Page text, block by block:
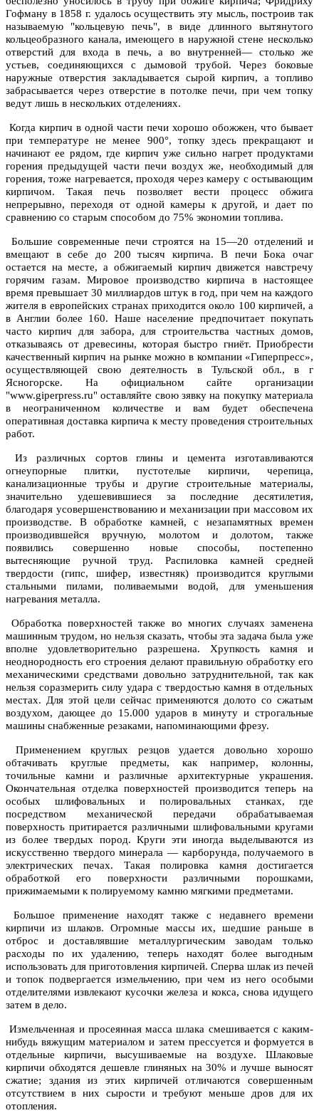
Гофману в 1858 г. удалось осуществить эту мысль, построив так
называемую "кольцевую печь", в виде длинного вытянутого
кольцеобразного канала, имеющего в наружной стене несколько
отверстий для входа в печь, а во внутренней— столько же
устьев, соединяющихся с дымовой трубой. Через боковые
наружные отверстия закладывается сырой кирпич, а топливо
забрасывается через отверстие в потолке печи, при чем топку
ведут лишь в нескольких отделениях.
Когда кирпич в одной части печи хорошо обожжен, что бывает
при температуре не менее 900°, топку здесь прекращают и
начинают ее рядом, где кирпич уже сильно нагрет продуктами
горения предыдущей части печи воздух же, необходимый для
горения, тоже нагревается, проходя через камеру с остывающим
кирпичом. Такая печь позволяет вести процесс обжига
непрерывно, переходя от одной камеры к другой, и дает по
сравнению со старым способом до 75% экономии топлива.
Большие современные печи строятся на 15—20 отделений и
вмещают в себе до 200 тысяч кирпича. В печи Бока очаг
остается на месте, а обжигаемый кирпич движется навстречу
горячим газам. Мировое производство кирпича в настоящее
время превышает 30 миллиардов штук в год, при чем на каждого
жителя в европейских странах приходится около 100 кирпичей, а
в Англии более 160. Наше население предпочитает покупать
часто кирпич для забора, для строительства частных домов,
отказываясь от древесины, которая быстро гниёт. Приобрести
качественный кирпич на рынке можно в компании «Гиперпресс»,
осуществляющей свою деятелность в Тульской обл., в г
Ясногорске. На официальном сайте организации
"www.giperpress.ru" оставляйте свою зявку на покупку материала
в неограниченном количестве и вам будет обеспечена
оперативная доставка кирпича к месту проведения строительных
работ.
Из различных сортов глины и цемента изготавливаются
огнеупорные плитки, пустотелые кирпичи, черепица,
канализационные трубы и другие строительные материалы,
значительно удешевившиеся за последние десятилетия,
благодаря усовершенствованию и механизации при массовом их
производстве. В обработке камней, с незапамятных времен
производившейся вручную, молотом и долотом, также
появились совершенно новые способы, постепенно
вытесняющие ручной труд. Распиловка камней средней
твердости (гипс, шифер, известняк) производится круглыми
стальными пилами, поливаемыми водой, для уменьшения
нагревания металла.
Обработка поверхностей также во многих случаях заменена
машинным трудом, но нельзя сказать, чтобы эта задача была уже
вполне удовлетворительно разрешена. Хрупкость камня и
неоднородность его строения делают правильную обработку его
механическими средствами довольно затруднительной, так как
нельзя соразмерить силу удара с твердостью камня в отдельных
местах. Для этой цели сейчас применяются долото со сжатым
воздухом, дающее до 15.000 ударов в минуту и строгальные
машины снабженные резаками, напоминающими фрезу.
Применением круглых резцов удается довольно хорошо
обтачивать круглые предметы, как например, колонны,
точильные камни и различные архитектурные украшения.
Окончательная отделка поверхностей производится теперь на
особых шлифовальных и полировальных станках, где
посредством механической передачи обрабатываемая
поверхность притирается различными шлифовальными кругами
из более твердых пород. Круги эти иногда выделываются из
искусственно твердого минерала — карборунда, получаемого в
электрических печах. Такая полировка камня достигается
обработкой его поверхности различными порошками,
прижимаемыми к полируемому камню мягкими предметами.
Большое применение находят также с недавнего времени
кирпичи из шлаков. Огромные массы их, шедшие раньше в
отброс и доставлявшие металлургическим заводам только
расходы по их удалению, теперь находят более выгодным
использовать для приготовления кирпичей. Сперва шлак из печей
и топок подвергается измельчению, при чем из него особыми
отделителями извлекают кусочки железа и кокса, снова идущего
затем в дело.
Измельченная и просеянная масса шлака смешивается с каким-
нибудь вяжущим материалом и затем прессуется и формуется в
отдельные кирпичи, высушиваемые на воздухе. Шлаковые
кирпичи обходятся дешевле глиняных на 30% и лучше выносят
сжатие; здания из этих кирпичей отличаются совершенным
отсутствием в них сырости и требуют меньше дров для их
отопления.